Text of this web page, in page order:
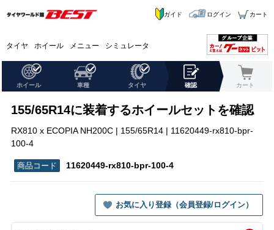
タイヤ ホイール メニュー シミュレータ
ガイド ログイン カート
ホイール 車種 タイヤ 確認 カート
155/65R14に装着するホイールセットを確認
RX810 x ECOPIA NH200C | 155/65R14 | 11620449-rx810-bpr-
100-4
11620449-rx810-bpr-100-4
お気に入り登録（会員登録/ログイン）